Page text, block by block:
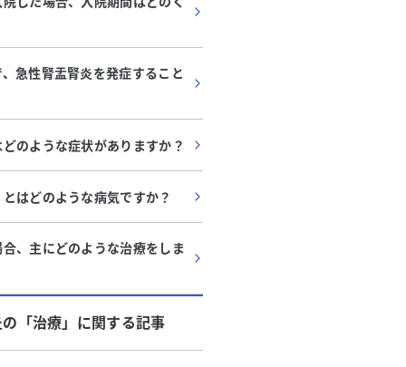
急性腎盂腎炎を発症すること
のような症状がありますか？
とはどのような病気ですか？
、主にどのような治療をしま
の「治療」に関する記事